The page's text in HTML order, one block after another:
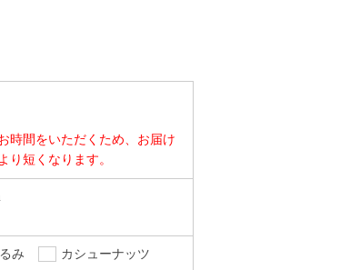
時間をいただくため、お届け
り短くなります。
み カシューナッツ